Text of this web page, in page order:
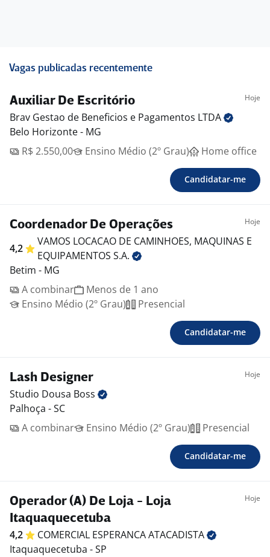
Vagas publicadas recentemente
Auxiliar De Escritório Hoje
Brav Gestao de Beneficios e Pagamentos LTDA
Belo Horizonte - MG
R$ 2.550,00
Ensino Médio (2º Grau) Home office
Candidatar-me
Coordenador De Operações Hoje
4,2
VAMOS LOCACAO DE CAMINHOES, MAQUINAS E
EQUIPAMENTOS S.A.
Betim - MG
A combinar
Menos de 1 ano
Ensino Médio (2º Grau)
Presencial
Candidatar-me
Lash Designer Hoje
Studio Dousa Boss
Palhoça - SC
A combinar
Ensino Médio (2º Grau) Presencial
Candidatar-me
Operador (A) De Loja - Loja
Itaquaquecetuba
Hoje
4,2 COMERCIAL ESPERANCAATACADISTA
Itaquaquecetuba - SP